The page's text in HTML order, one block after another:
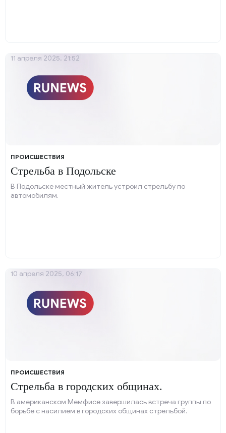
ПРОИСШЕСТВИЯ
Стрельба в Подольске
В Подольске местный житель устроил стрельбу по
автомобилям.
11 апреля 2025, 21:52
ПРОИСШЕСТВИЯ
Стрельба в городских общинах.
В американском Мемфисе завершилась встреча группы по
борьбе с насилием в городских общинах стрельбой.
10 апреля 2025, 06:17